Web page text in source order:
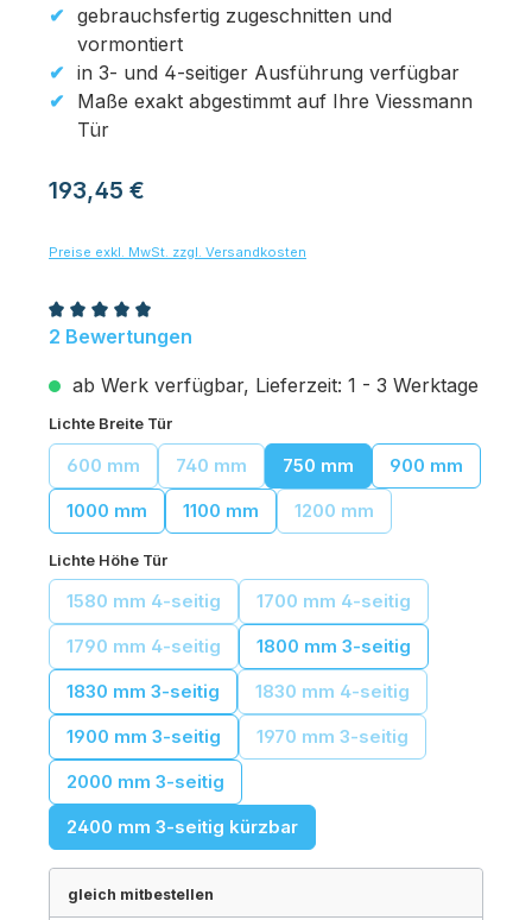
gebrauchsfertig zugeschnitten und
vormontiert
in 3- und 4-seitiger Ausführung verfügbar
Maße exakt abgestimmt auf Ihre Viessmann
Tür
Regulärer Preis:
193,45 €
Preise exkl. MwSt. zzgl. Versandkosten
Durchschnittliche Bewertung von 5 von 5 Sternen
2 Bewertungen
ab Werk verfügbar, Lieferzeit: 1 - 3 Werktage
Lichte Breite Türauswählen
600 mm(Diese Option ist zurzeit nicht verfügbar.)
740 mm(Diese Option ist zurzeit nicht verfügbar.)
750 mm
900 mm
1000 mm
1100 mm 1200 mm(Diese Option ist zurzeit
Lichte Höhe Türauswählen
1580 mm 4-seitig(Diese Option ist zurzeit nicht verfügbar.)
1700 mm 4-seitig(Diese Option ist zurzeit
1790 mm 4-seitig(Diese Option ist zurzeit nicht verfügbar.)
1800 mm 3-seitig
1830 mm 3-seitig
1830 mm 4-seitig(Diese Option ist zurzeit
1900 mm 3-seitig 1970 mm 3-seitig(Diese Option ist zurzeit
2000 mm 3-seitig
2400 mm 3-seitig kürzbar
gleich mitbestellen